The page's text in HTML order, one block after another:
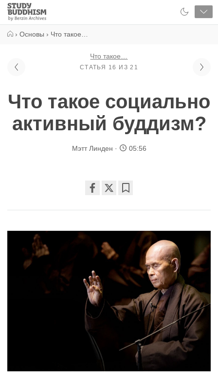
Close
Study
Buddhism
› Основы › Что такое…
Что такое…
СТАТЬЯ 16 ИЗ 21
Что такое социально
активный буддизм?
Мэтт Линден 05:56
on